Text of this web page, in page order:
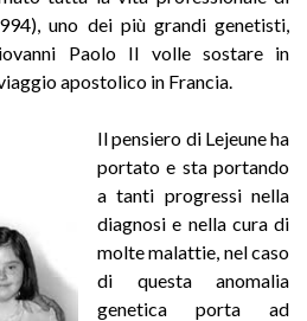
uno dei più grandi genetisti,
Paolo II volle sostare in
apostolico in Francia.
Il pensiero di Lejeune ha
portato e sta portando
a tanti progressi nella
diagnosi e nella cura di
molte malattie, nel caso
di questa anomalia
genetica porta ad